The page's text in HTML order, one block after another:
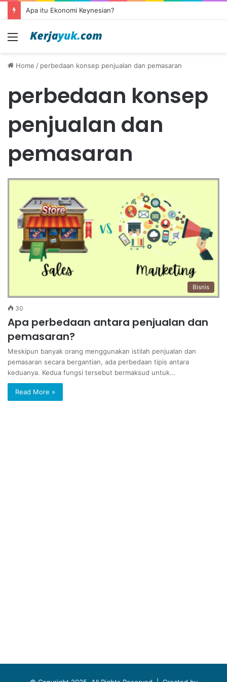
Apa itu Ekonomi Keynesian?
Menu
Home / perbedaan konsep penjualan dan pemasaran
perbedaan konsep
penjualan dan
pemasaran
Bisnis
30
Apa perbedaan antara penjualan dan
pemasaran?
Meskipun banyak orang menggunakan istilah penjualan dan
pemasaran secara bergantian, ada perbedaan tipis antara
keduanya. Kedua fungsi tersebut bermaksud untuk…
Read More »